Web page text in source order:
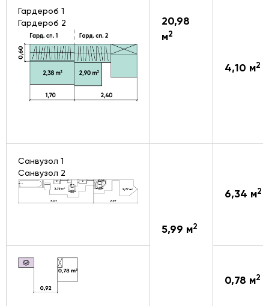
20,98
м2
Гардероб 1
Гардероб 2
4,10 м2
Санвузол 1
Санвузол 2
5,99 м2
6,34 м2
0,78 м2